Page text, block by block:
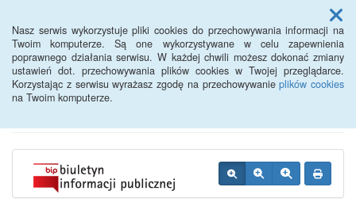
Nasz serwis wykorzystuje pliki cookies do przechowywania informacji na
Twoim komputerze. Są one wykorzystywane w celu zapewnienia
poprawnego działania serwisu. W każdej chwili możesz dokonać zmiany
ustawień dot. przechowywania plików cookies w Twojej przeglądarce.
Korzystając z serwisu wyrażasz zgodę na przechowywanieplików cookies
na Twoim komputerze.
Menu
BIP - Urząd Miejski
Wyśmierzyce